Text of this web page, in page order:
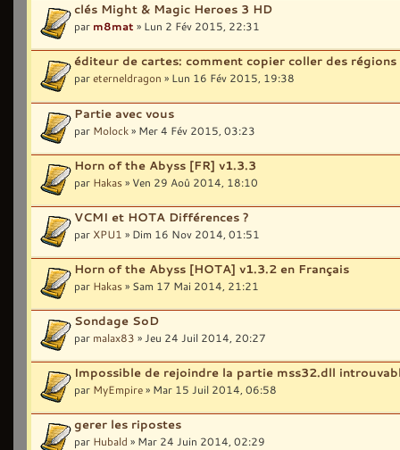
clés Might & Magic Heroes 3 HD
par m8mat » Lun 2 Fév 2015, 22:31
éditeur de cartes: comment copier coller des
pareterneldragon » Lun 16 Fév 2015, 19:38
Partie avec vous
par Molock» Mer 4 Fév 2015, 03:23
Horn of the Abyss [FR] v1.3.3
par Hakas» Ven 29 Aoû 2014, 18:10
VCMI et HOTA Différences ?
par XPU1 » Dim 16 Nov 2014, 01:51
Horn of the Abyss [HOTA] v1.3.2 en Français
par Hakas» Sam 17 Mai 2014, 21:21
Sondage SoD
par malax83 » Jeu 24 Juil 2014, 20:27
Impossible de rejoindre la partie mss32.dll
par MyEmpire» Mar 15 Juil 2014, 06:58
gerer les ripostes
par Hubald » Mar 24 Juin 2014, 02:29